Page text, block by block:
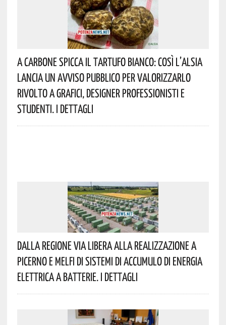
A Carbone Spicca Il Tartufo Bianco: Così L’Alsia
Lancia Un Avviso Pubblico Per Valorizzarlo
Rivolto A Grafici, Designer Professionisti E
Studenti. I Dettagli
Dalla Regione Via Libera Alla Realizzazione A
Picerno E Melfi Di Sistemi Di Accumulo Di Energia
Elettrica A Batterie. I Dettagli